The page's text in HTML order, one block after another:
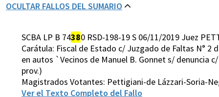
OCULTAR FALLOS DEL SUMARIO
SCBA LP B 74380 RSD-198-19 S 06/11/2019 Juez
Carátula: Fiscal de Estado c/ Juzgado de Faltas N°
en autos `Vecinos de Manuel B. Gonnet s/ denuncia
prov.)
Magistrados Votantes: Pettigiani-de Lázzari-Soria-
Ver el Texto Completo del Fallo